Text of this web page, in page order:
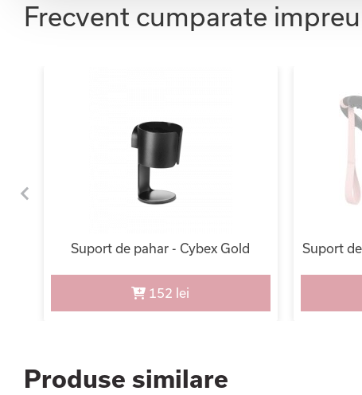
Frecvent cumparate
Suport de pahar - Cybex Gold
152 lei
Suport
Produse similare